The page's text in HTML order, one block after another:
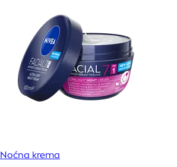
Noćna krema